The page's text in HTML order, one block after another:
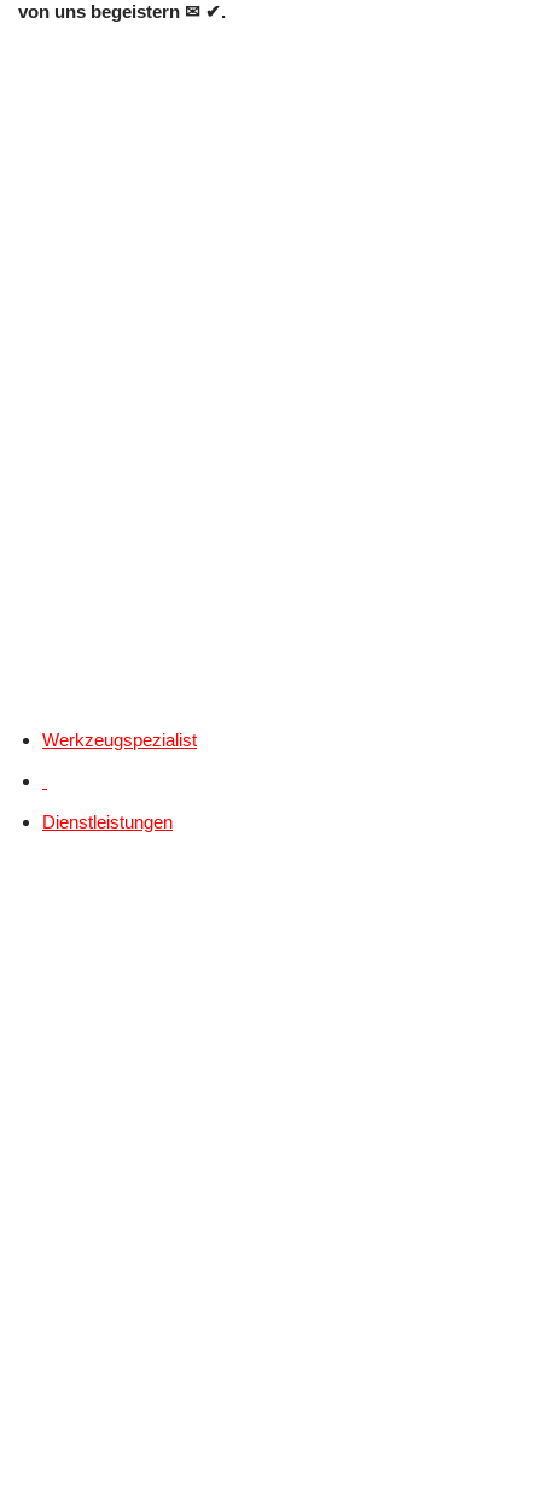
von uns begeistern ✉ ✔.
Werkzeugspezialist
Dienstleistungen